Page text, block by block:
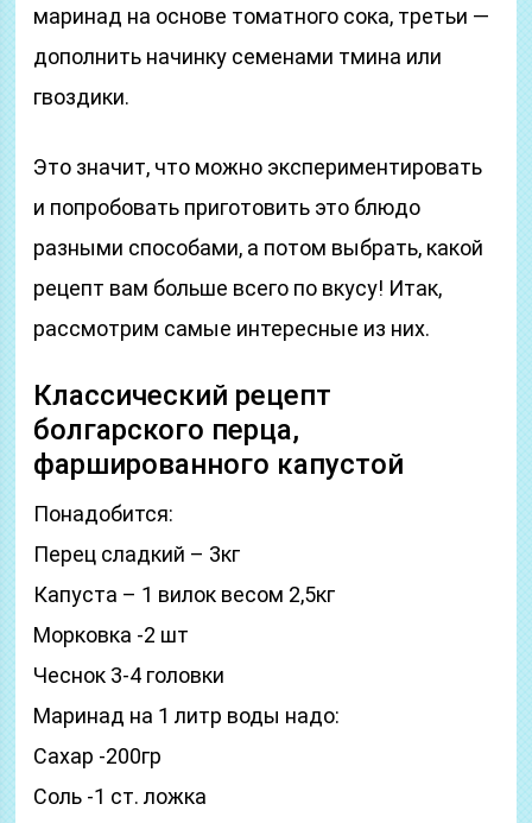
маринад на основе томатного сока, третьи —
дополнить начинку семенами тмина или
гвоздики.
Это значит, что можно экспериментировать
и попробовать приготовить это блюдо
разными способами, а потом выбрать, какой
рецепт вам больше всего по вкусу! Итак,
рассмотрим самые интересные из них.
Классический рецепт
болгарского перца,
фаршированного капустой
Понадобится:
Перец сладкий – 3кг
Капуста – 1 вилок весом 2,5кг
Морковка -2 шт
Чеснок 3-4 головки
Маринад на 1 литр воды надо:
Сахар -200гр
Соль -1 ст. ложка